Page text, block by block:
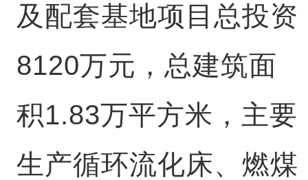
及配套基地项目总投资
8120万元，总建筑面
积1.83万平方米，主要
生产循环流化床、燃煤